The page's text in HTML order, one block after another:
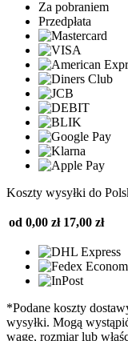
Za pobraniem
Przedpłata
Koszty wysyłki do
od 0,00 zł 17,00 zł
*Podane koszty
wysyłki. Mogą
wagę, rozmiar lub